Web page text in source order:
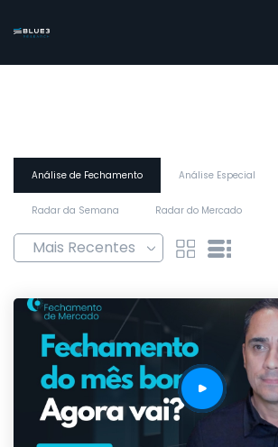
Análise de Fechamento Análise Especial
Radar da Semana Radar do Mercado